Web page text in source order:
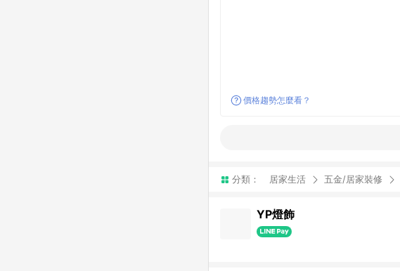
價格趨勢怎麼看？
分類： 居家生活 五金/居家裝修
YP燈飾